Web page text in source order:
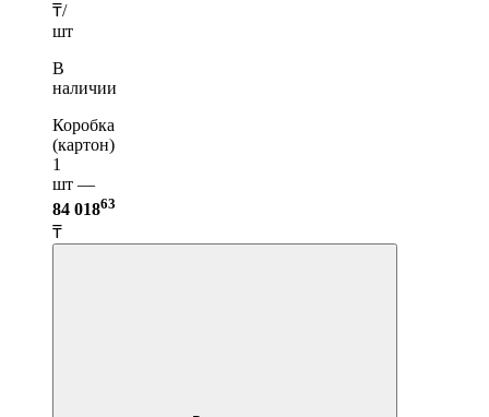
₸/
шт
В
наличии
Коробка
(картон)
1
шт —
84 01863
₸